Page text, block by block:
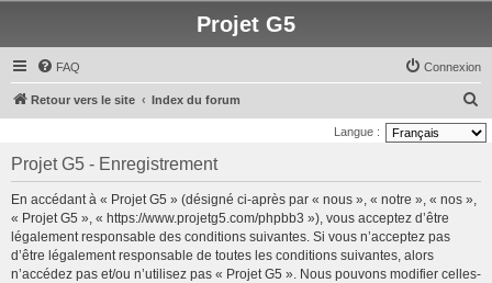
Projet G5
FAQ Connexion
Retour vers le site Index du forum
e
Langue :
Projet G5 - Enregistrement
En accédant à « Projet G5 » (désigné ci-après par « nous », « notre », « nos »,
« Projet G5 », « https://www.projetg5.com/phpbb3 »), vous acceptez d’être
légalement responsable des conditions suivantes. Si vous n’acceptez pas
d’être légalement responsable de toutes les conditions suivantes, alors
n’accédez pas et/ou n’utilisez pas « Projet G5 ». Nous pouvons modifier celles-